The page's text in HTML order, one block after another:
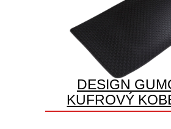
DESIGN
KUFROVÝ